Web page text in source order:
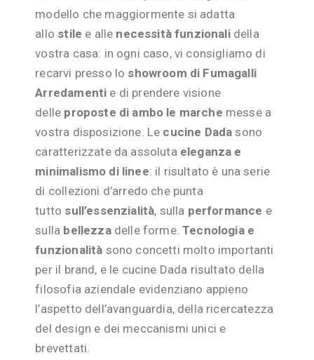
modello che maggiormente si adatta
allo stile e alle necessità funzionalidella
vostra casa: in ogni caso, vi consigliamo di
recarvi presso lo showroom di Fumagalli
Arredamenti e di prendere visione
delle proposte di ambo le marche messe a
vostra disposizione. Le cucine Dada sono
caratterizzate da assoluta eleganza e
minimalismo di linee: il risultato è una serie
di collezioni d’arredo che punta
tutto sull’essenzialità, sulla performance e
sulla bellezzadelle forme.Tecnologia e
funzionalità sono concetti molto importanti
per il brand, e le cucine Dada risultato della
filosofia aziendale evidenziano appieno
l’aspetto dell’avanguardia, della ricercatezza
del design e dei meccanismi unici e
brevettati.